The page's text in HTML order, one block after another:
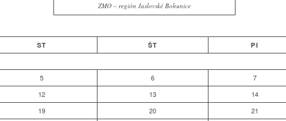
ZMO – región Jaslovské Bohunice
ST ŠT PI
5 6 7
12 13 14
19 20 21